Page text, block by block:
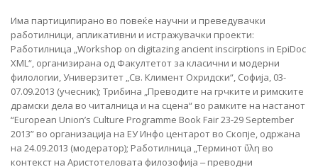
Има партиципирано во повеќе научни и преведувачки
работилници, апликативни и истражувачки проекти:
Работилница „Workshop on digitazing ancient inscirptions in EpiDoc
XML“, организирана од Факултетот за класични и модерни
филологии, Универзитет „Св. Климент Охридски“, Софија, 03-
07.09.2013 (учесник); Трибина „Преводите на грчките и римските
драмски дела во читалница и на сцена“ во рамките на настанот
“European Union’s Culture Programme Book Fair 23-29 September
2013” во организација на ЕУ Инфо центарот во Скопје, одржана
на 24.09.2013 (модератор); Работилница „Терминот ὕλη во
контекст на Аристотеловата филозофија ‒ преводни